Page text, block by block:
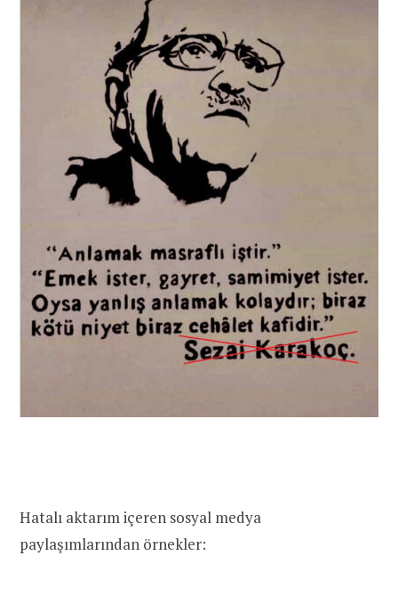
Hatalı aktarım içeren sosyal medya
paylaşımlarından örnekler: